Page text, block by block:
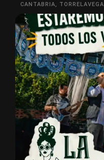
CANTABRIA, TORRELAVEGA